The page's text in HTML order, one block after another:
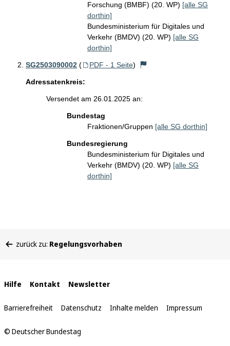
Forschung (BMBF) (20. WP) [alle SG
dorthin]
Bundesministerium für Digitales und
Verkehr (BMDV) (20. WP) [alle SG
dorthin]
SG2503090002 ( PDF - 1 Seite)
Adressatenkreis:
Versendet am 26.01.2025 an:
Bundestag
Fraktionen/Gruppen [alle SG dorthin]
Bundesregierung
Bundesministerium für Digitales und
Verkehr (BMDV) (20. WP) [alle SG
dorthin]
befinden
zurück zu: Regelungsvorhaben
Interne
Links
Hilfe Kontakt Newsletter
Barrierefreiheit Datenschutz Inhalte melden Impressum
© Deutscher Bundestag